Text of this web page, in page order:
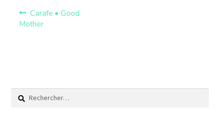
Carafe • Good
Mother